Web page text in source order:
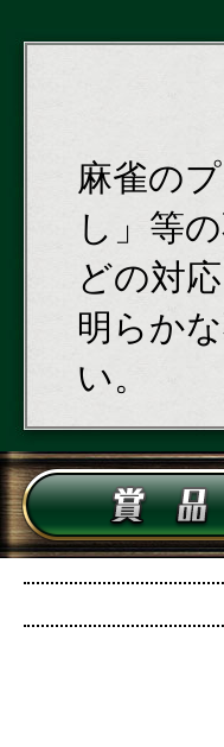
麻雀の
し」等
どの対
明らか
い。